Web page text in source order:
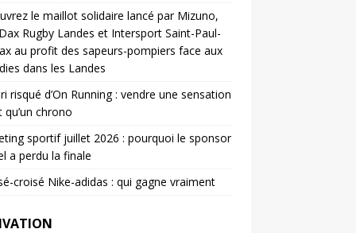
le maillot solidaire lancé par Mizuno,
Dax Rugby Landes et Intersport Saint-Paul-
au profit des sapeurs-pompiers face aux
dans les Landes
risqué d’On Running : vendre une sensation
chrono
sportif juillet 2026 : pourquoi le sponsor
a perdu la finale
croisé Nike-adidas : qui gagne vraiment